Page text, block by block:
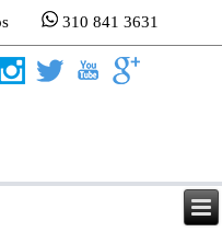
310 841 3631